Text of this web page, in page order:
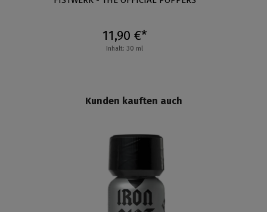
11,90 €*
Inhalt: 30 ml
Kunden kauften auch